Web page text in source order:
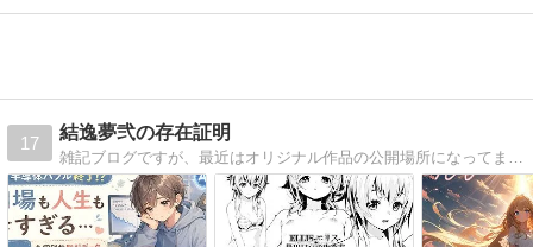
17
結逸夢弐の存在証明